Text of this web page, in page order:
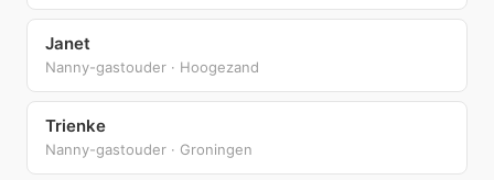
Janet
Nanny-gastouder · Hoogezand
Trienke
Nanny-gastouder · Groningen